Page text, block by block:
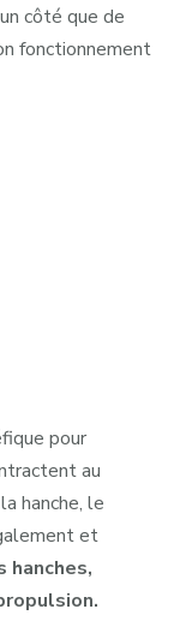
côté que de
fonctionnement
pour
au
hanche, le
et
hanches,